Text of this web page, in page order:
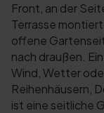
Front, an der
Terrasse
offene
nach draußen.
Wind, Wetter
Reihenhäusern,
ist eine seitliche